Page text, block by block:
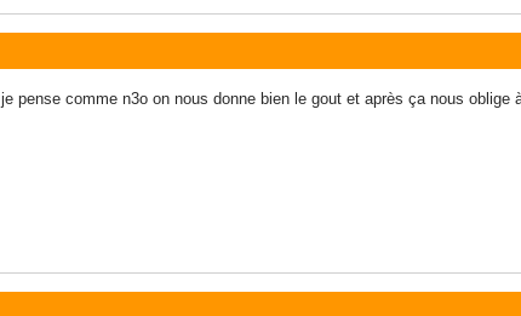
je pense comme n3o on nous donne bien le gout et après ça nous oblige